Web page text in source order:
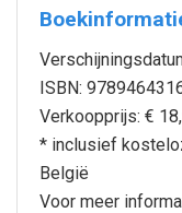
ISBN:
Verkoopprijs: €
* inclusief
België
Voor meer